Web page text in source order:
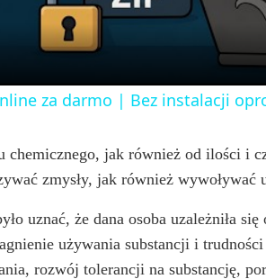
a
y
i
d
za darmo | Bez instalacji
chemicznego, jak również od ilości i
zmysły, jak również
uznać, że dana osoba uzależniła
używania substancji i
rozwój tolerancji na substancję,